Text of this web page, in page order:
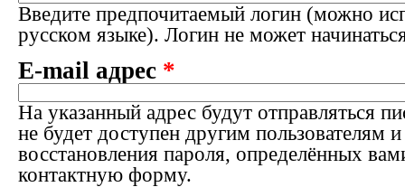
Введите предпочитаемый логин (можно
русском языке). Логин не может
E-mail адрес *
На указанный адрес будут отправляться
не будет доступен другим пользователям
восстановления пароля, определённых
контактную форму.